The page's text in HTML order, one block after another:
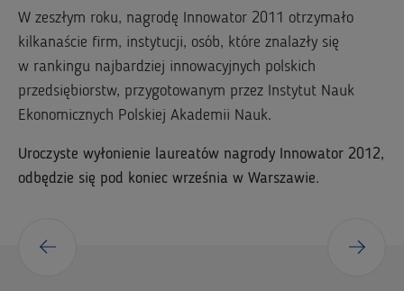
W zeszłym roku, nagrodę Innowator 2011 otrzymało
kilkanaście firm, instytucji, osób, które znalazły się
w rankingu najbardziej innowacyjnych polskich
przedsiębiorstw, przygotowanym przez Instytut Nauk
Ekonomicznych Polskiej Akademii Nauk.
Uroczyste wyłonienie laureatów nagrody Innowator 2012,
odbędzie się pod koniec września w Warszawie.